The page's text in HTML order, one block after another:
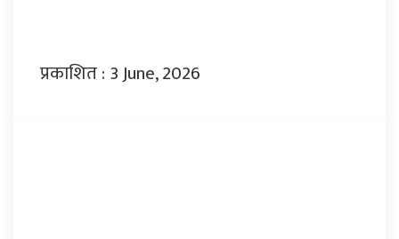
प्रकाशित : 3 June, 2026